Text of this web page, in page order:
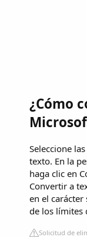
¿Cómo
Seleccione
texto. En la
haga clic en
Convertir a
en el carácter
de los límites
Solicitud de